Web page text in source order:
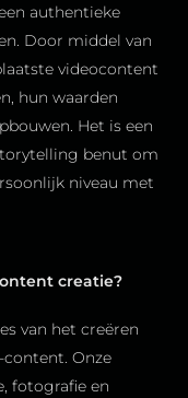
authentieke
Door middel van
videocontent
hun waarden
Het is een
benut om
niveau met
creatie?
van het creëren
content. Onze
fotografie en